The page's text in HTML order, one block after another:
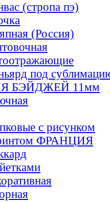
(стропа пэ)
(Россия)
под
БЭЙДЖЕЙ 11мм
с рисунком
ФРАНЦИЯ